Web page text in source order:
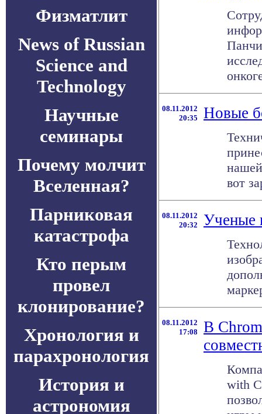
Физматлит
News of Russian
Science and
Technology
Научные
семинары
Почему молчит
Вселенная?
Парниковая
катастрофа
Кто перым
провел
клонирование?
Хронология и
парахронология
История и
астрономия
08.11.2012
20:35
Новые
вот
08.11.2012
20:32
Ученые
08.11.2012
17:08
В
with